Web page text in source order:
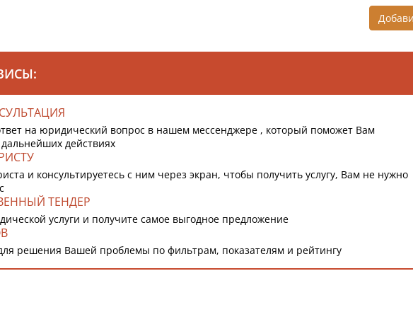
на юридический вопрос в нашем мессенджере , который поможет Вам
действиях
и консультируетесь с ним через экран, чтобы получить услугу, Вам не нужно
ТЕНДЕР
услуги и получите самое выгодное предложение
решения Вашей проблемы по фильтрам, показателям и рейтингу